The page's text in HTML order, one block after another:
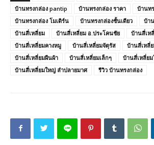
บ้านทรงกล่อง pantip
บ้านทรงกล่อง ราคา
บ้านท
บ้านทรงกล่อง โมเดิร์น
บ้านทรงกล่องชั้นเดียว
บ้า
บ้านสี่เหลี่ยม
บ้านสี่เหลี่ยม อ.ประโคนชัย
บ้านสี่เห
บ้านสี่เหลี่ยมคางหมู
บ้านสี่เหลี่ยมจัตุรัส
บ้านสี่เหลี่
บ้านสี่เหลี่ยมผืนผ้า
บ้านสี่เหลี่ยมเล็กๆ
บ้านสี่เหลี่ย
บ้านสี่เหลี่ยมใหญ่ ลําปลายมาศ
รีวิว บ้านทรงกล่อง